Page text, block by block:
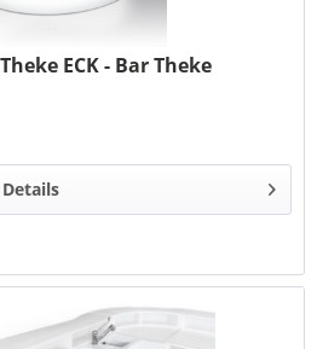
ECK - Bar Theke
Details